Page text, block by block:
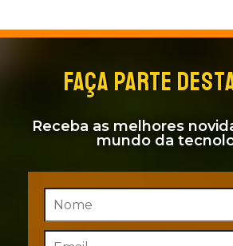
FAÇA PARTE
Receba as melhores
mundo da